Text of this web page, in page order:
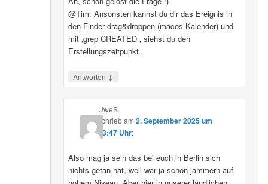
@Tim: Ansonsten kannst du dir das Ereignis in
den Finder drag&droppen (macos Kalender) und
mit ‚grep CREATED ‚ siehst du den
Erstellungszeitpunkt.
Antworten ↓
UweS
schriebam 2. September 2025 um
13:47 Uhr:
Also mag ja sein das bei euch in Berlin sich
nichts getan hat, weil war ja schon jammern auf